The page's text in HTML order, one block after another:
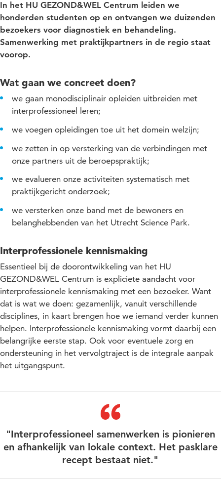
In het HU GEZOND&WEL Centrum leiden we
honderden studenten op en ontvangen we duizenden
bezoekers voor diagnostiek en behandeling.
Samenwerking met praktijkpartners in de regio staat
voorop.
Wat gaan we concreet doen?
we gaan monodisciplinair opleiden uitbreiden met
interprofessioneel leren;
we voegen opleidingen toe uit het domein welzijn;
we zetten in op versterking van de verbindingen met
onze partners uit de beroepspraktijk;
we evalueren onze activiteiten systematisch met
praktijkgericht onderzoek;
we versterken onze band met de bewoners en
belanghebbenden van het Utrecht Science Park.
Interprofessionele kennismaking
Essentieel bij de doorontwikkeling van het HU
GEZOND&WEL Centrum is expliciete aandacht voor
interprofessionele kennismaking met een bezoeker. Want
dat is wat we doen: gezamenlijk, vanuit verschillende
disciplines, in kaart brengen hoe we iemand verder kunnen
helpen. Interprofessionele kennismaking vormt daarbij een
belangrijke eerste stap. Ook voor eventuele zorg en
ondersteuning in het vervolgtraject is de integrale aanpak
het uitgangspunt.
"Interprofessioneel samenwerken is pionieren
en afhankelijk van lokale context. Het pasklare
recept bestaat niet."